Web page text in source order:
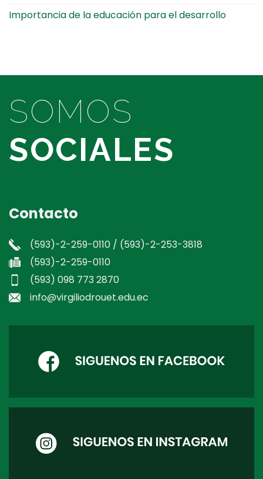
Importancia de la educación para el desarrollo
SOMOS
SOCIALES
Contacto
(593)-2-259-0110 / (593)-2-253-3818
(593)-2-259-0110
(593) 098 773 2870
info@virgiliodrouet.edu.ec